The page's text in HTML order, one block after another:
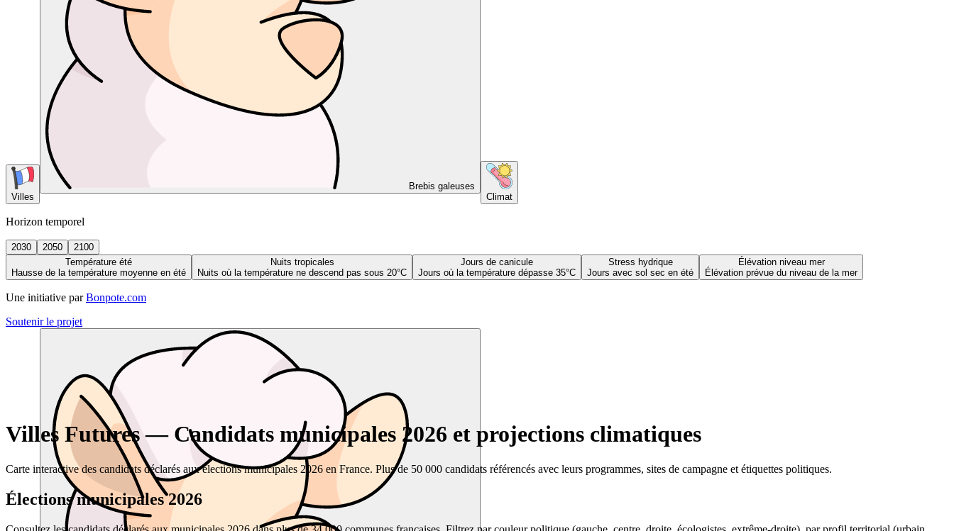
Villes
Brebis galeuses
Climat
Horizon temporel
2030 2050
2100
Température été
Hausse de la température moyenne en été
Nuits tropicales
Nuits où la température ne descend pas sous 20°C
Jours de canicule
Jours où la température dépasse 35°C
Stress hydrique
Jours avec sol sec en été
Élévation niveau mer
Élévation prévue du niveau de la mer
Une initiative par Bonpote.com
Soutenir le projet
Villes Futures — Candidats municipales 2026 et projections climatiques
Carte interactive des candidats déclarés aux élections municipales 2026 en France. Plus de 50 000 candidats référencés avec leurs programmes, sites de campagne et étiquettes politiques.
Élections municipales 2026